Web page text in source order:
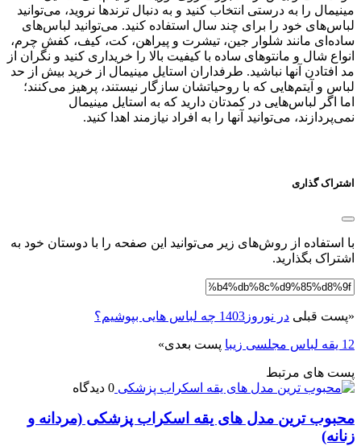
مینیمال را به درستی انتخاب کنید و به دنبال ترندها نروید، می‌توانید
لباس‌های خود را برای چند سال استفاده کنید. می‌توانید لباس‌های
ساده‌ای مانند شلوار جین، تیشرت و پیراهن، کت، کیف، کفش چرم،
انواع شال و مانتوهای ساده با کیفیت بالا را خریداری کنید و نگران از
مد افتادن آنها نباشید. طرفداران استایل مینیمال از خرید بیش از حد
لباس و آیتم‌هایی که با روحیاتشان سازگار نیستند، پرهیز می‌کنند؛
اما اگر لباس‌هایی در کمدتان دارید که به استایل مینیمال
نمی‌پردازند، می‌توانید آنها را به افراد نیازمند اهدا کنید.
اشتراک گذاری
با استفاده از روش‌های زیر می‌توانید این صفحه را با دوستان خود به
اشتراک بگذارید.
«پست قبلی در نوروز1403 چه لباس هایی بپوشیم؟
12 یقه لباس مجلسی زیبا پست بعدی»
پست های مرتبط
0 دیدگاه
محبوب ترین مدل های یقه اسکراب پزشکی (مردانه و
زنانه)